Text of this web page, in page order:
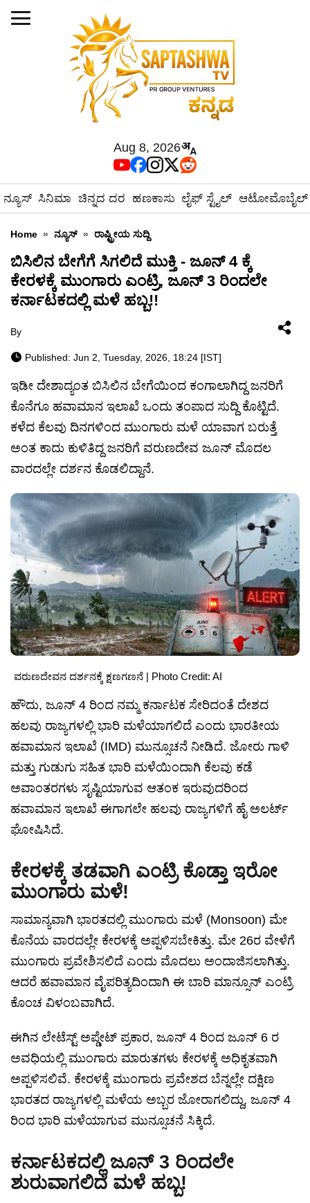
Aug 8, 2026
ನ್ಯೂಸ್ ಸಿನಿಮಾ ಚಿನ್ನದ ದರ ಹಣಕಾಸು ಲೈಫ್ ಸ್ಟೈಲ್ ಆಟೋಮೊಬೈಲ್
Home » ನ್ಯೂಸ್ » ರಾಷ್ಟ್ರೀಯ ಸುದ್ದಿ
ಬಿಸಿಲಿನ ಬೇಗೆಗೆ ಸಿಗಲಿದೆ ಮುಕ್ತಿ - ಜೂನ್ 4 ಕ್ಕೆ
ಕೇರಳಕ್ಕೆ ಮುಂಗಾರು ಎಂಟ್ರಿ, ಜೂನ್ 3 ರಿಂದಲೇ
ಕರ್ನಾಟಕದಲ್ಲಿ ಮಳೆ ಹಬ್ಬ!!
By
Published: Jun 2, Tuesday, 2026, 18:24 [IST]
ಇಡೀ ದೇಶಾದ್ಯಂತ ಬಿಸಿಲಿನ ಬೇಗೆಯಿಂದ ಕಂಗಾಲಾಗಿದ್ದ ಜನರಿಗೆ
ಕೊನೆಗೂ ಹವಾಮಾನ ಇಲಾಖೆ ಒಂದು ತಂಪಾದ ಸುದ್ದಿ ಕೊಟ್ಟಿದೆ.
ಕಳೆದ ಕೆಲವು ದಿನಗಳಿಂದ ಮುಂಗಾರು ಮಳೆ ಯಾವಾಗ ಬರುತ್ತೆ
ಅಂತ ಕಾದು ಕುಳಿತಿದ್ದ ಜನರಿಗೆ ವರುಣದೇವ ಜೂನ್ ಮೊದಲ
ವಾರದಲ್ಲೇ ದರ್ಶನ ಕೊಡಲಿದ್ದಾನೆ.
ವರುಣದೇವನ ದರ್ಶನಕ್ಕೆ ಕ್ಷಣಗಣನೆ | Photo Credit: AI
ಹೌದು, ಜೂನ್ 4 ರಿಂದ ನಮ್ಮ ಕರ್ನಾಟಕ ಸೇರಿದಂತೆ ದೇಶದ
ಹಲವು ರಾಜ್ಯಗಳಲ್ಲಿ ಭಾರಿ ಮಳೆಯಾಗಲಿದೆ ಎಂದು ಭಾರತೀಯ
ಹವಾಮಾನ ಇಲಾಖೆ (IMD) ಮುನ್ಸೂಚನೆ ನೀಡಿದೆ. ಜೋರು ಗಾಳಿ
ಮತ್ತು ಗುಡುಗು ಸಹಿತ ಭಾರಿ ಮಳೆಯಿಂದಾಗಿ ಕೆಲವು ಕಡೆ
ಅವಾಂತರಗಳು ಸೃಷ್ಟಿಯಾಗುವ ಆತಂಕ ಇರುವುದರಿಂದ
ಹವಾಮಾನ ಇಲಾಖೆ ಈಗಾಗಲೇ ಹಲವು ರಾಜ್ಯಗಳಿಗೆ ಹೈ ಅಲರ್ಟ್
ಘೋಷಿಸಿದೆ.
ಕೇರಳಕ್ಕೆ ತಡವಾಗಿ ಎಂಟ್ರಿ ಕೊಡ್ತಾ ಇರೋ
ಮುಂಗಾರು ಮಳೆ!
ಸಾಮಾನ್ಯವಾಗಿ ಭಾರತದಲ್ಲಿ ಮುಂಗಾರು ಮಳೆ (Monsoon) ಮೇ
ಕೊನೆಯ ವಾರದಲ್ಲೇ ಕೇರಳಕ್ಕೆ ಅಪ್ಪಳಿಸಬೇಕಿತ್ತು. ಮೇ 26ರ ವೇಳೆಗೆ
ಮುಂಗಾರು ಪ್ರವೇಶಿಸಲಿದೆ ಎಂದು ಮೊದಲು ಅಂದಾಜಿಸಲಾಗಿತ್ತು.
ಆದರೆ ಹವಾಮಾನ ವೈಪರಿತ್ಯದಿಂದಾಗಿ ಈ ಬಾರಿ ಮಾನ್ಸೂನ್ ಎಂಟ್ರಿ
ಕೊಂಚ ವಿಳಂಬವಾಗಿದೆ.
ಈಗಿನ ಲೇಟೆಸ್ಟ್ ಅಪ್ಡೇಟ್ ಪ್ರಕಾರ, ಜೂನ್ 4 ರಿಂದ ಜೂನ್ 6 ರ
ಅವಧಿಯಲ್ಲಿ ಮುಂಗಾರು ಮಾರುತಗಳು ಕೇರಳಕ್ಕೆ ಅಧಿಕೃತವಾಗಿ
ಅಪ್ಪಳಿಸಲಿವೆ. ಕೇರಳಕ್ಕೆ ಮುಂಗಾರು ಪ್ರವೇಶದ ಬೆನ್ನಲ್ಲೇ ದಕ್ಷಿಣ
ಭಾರತದ ರಾಜ್ಯಗಳಲ್ಲಿ ಮಳೆಯ ಅಬ್ಬರ ಜೋರಾಗಲಿದ್ದು, ಜೂನ್ 4
ರಿಂದ ಭಾರಿ ಮಳೆಯಾಗುವ ಮುನ್ಸೂಚನೆ ಸಿಕ್ಕಿದೆ.
ಕರ್ನಾಟಕದಲ್ಲಿ ಜೂನ್ 3 ರಿಂದಲೇ
ಶುರುವಾಗಲಿದೆ ಮಳೆ ಹಬ್ಬ!